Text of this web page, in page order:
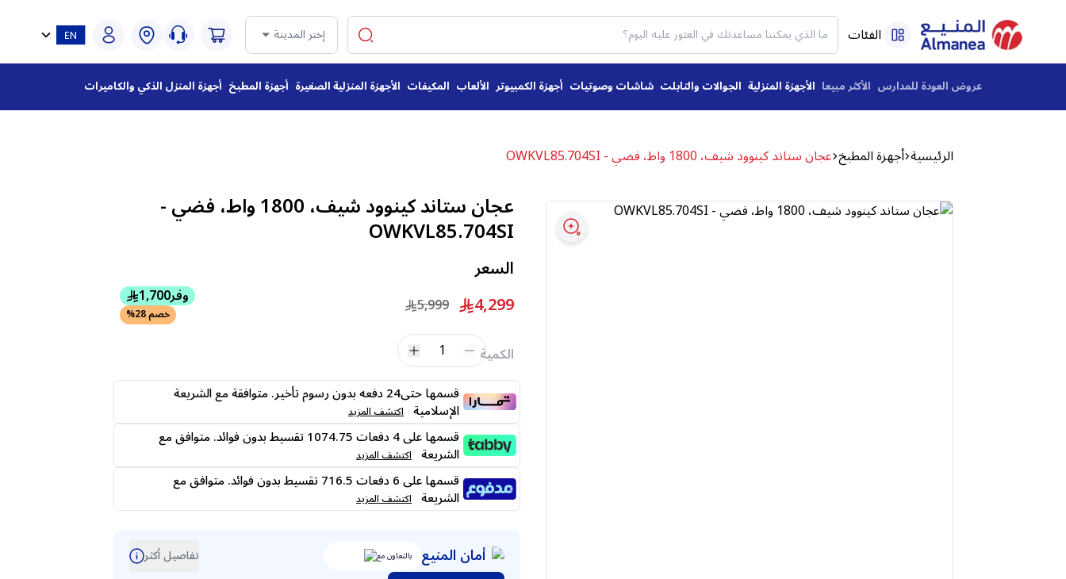
الفئات إختر المدينة
عروض العودة للمدارس الأكثر مبيعا الأجهزة المنزلية الجوالات والتابلت شاشات وصوتيات أجهزة الكمبيوتر الألعاب المكيفات الأجهزة المنزلية الصغيرة أجهزة المطبخ أجهزة المنزل الذكي والكاميرات
الرئيسية أجهزة المطبخ عجان ستاند كينوود شيف، 1800 واط، فضي - OWKVL85.704SI
عجان ستاند كينوود شيف، 1800 واط، فضي -
OWKVL85.704SI
السعر
4,299
5,999 وفر1,700
خصم 28%
الكمية 1
قسمها حتى24 دفعه بدون رسوم تأخير. متوافقة مع الشريعة
الإسلامية اكتشف المزيد
قسمها على 4 دفعات 1074.75 تقسيط بدون فوائد. متوافق مع
الشريعة اكتشف المزيد
قسمها على 6 دفعات 716.5 تقسيط بدون فوائد. متوافق مع
الشريعة اكتشف المزيد
أمان المنيع بالتعاون مع تفاصيل أكثر